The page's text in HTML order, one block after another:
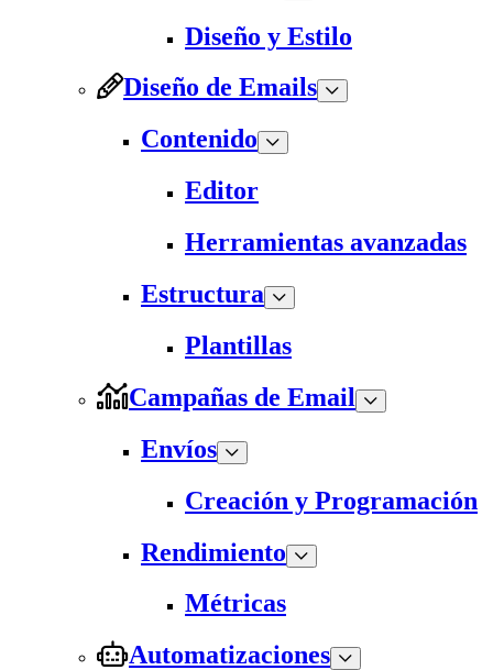
Diseño y Estilo
Diseño de Emails
Contenido
Editor
Herramientas avanzadas
Estructura
Plantillas
Campañas de Email
Envíos
Creación y Programación
Rendimiento
Métricas
Automatizaciones